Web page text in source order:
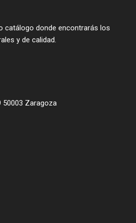
o
o
g
r
catálogo donde encontrarás los
y de calidad.
50003 Zaragoza